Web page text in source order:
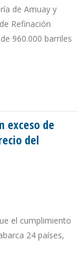
de Amuay y
Refinación
960.000 barriles
exceso de
del
el cumplimiento
24 países,